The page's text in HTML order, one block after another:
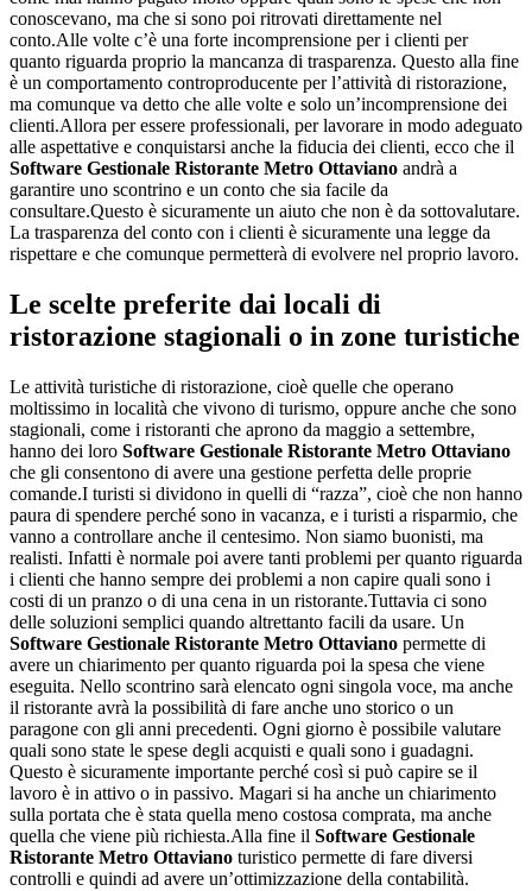
conoscevano, ma che si sono poi ritrovati direttamente nel
conto.Alle volte c’è una forte incomprensione per i clienti per
quanto riguarda proprio la mancanza di trasparenza. Questo alla fine
è un comportamento controproducente per l’attività di ristorazione,
ma comunque va detto che alle volte e solo un’incomprensione dei
clienti.Allora per essere professionali, per lavorare in modo adeguato
alle aspettative e conquistarsi anche la fiducia dei clienti, ecco che il
Software Gestionale Ristorante Metro Ottaviano andrà a
garantire uno scontrino e un conto che sia facile da
consultare.Questo è sicuramente un aiuto che non è da sottovalutare.
La trasparenza del conto con i clienti è sicuramente una legge da
rispettare e che comunque permetterà di evolvere nel proprio lavoro.
Le scelte preferite dai locali di
ristorazione stagionali o in zone turistiche
Le attività turistiche di ristorazione, cioè quelle che operano
moltissimo in località che vivono di turismo, oppure anche che sono
stagionali, come i ristoranti che aprono da maggio a settembre,
hanno dei loro Software Gestionale Ristorante Metro Ottaviano
che gli consentono di avere una gestione perfetta delle proprie
comande.I turisti si dividono in quelli di “razza”, cioè che non hanno
paura di spendere perché sono in vacanza, e i turisti a risparmio, che
vanno a controllare anche il centesimo. Non siamo buonisti, ma
realisti. Infatti è normale poi avere tanti problemi per quanto riguarda
i clienti che hanno sempre dei problemi a non capire quali sono i
costi di un pranzo o di una cena in un ristorante.Tuttavia ci sono
delle soluzioni semplici quando altrettanto facili da usare. Un
Software Gestionale Ristorante Metro Ottaviano permette di
avere un chiarimento per quanto riguarda poi la spesa che viene
eseguita. Nello scontrino sarà elencato ogni singola voce, ma anche
il ristorante avrà la possibilità di fare anche uno storico o un
paragone con gli anni precedenti. Ogni giorno è possibile valutare
quali sono state le spese degli acquisti e quali sono i guadagni.
Questo è sicuramente importante perché così si può capire se il
lavoro è in attivo o in passivo. Magari si ha anche un chiarimento
sulla portata che è stata quella meno costosa comprata, ma anche
quella che viene più richiesta.Alla fine il Software Gestionale
Ristorante Metro Ottaviano turistico permette di fare diversi
controlli e quindi ad avere un’ottimizzazione della contabilità.